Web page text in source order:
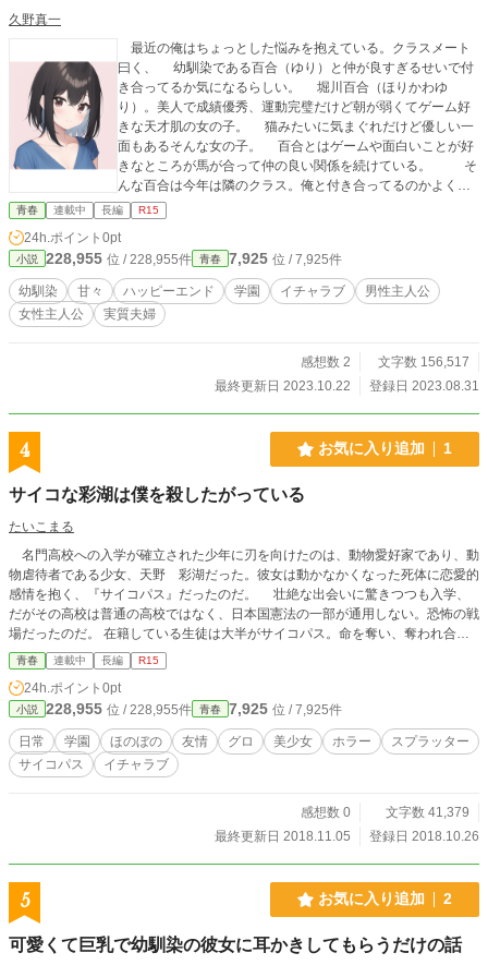
久野真一
最近の俺はちょっとした悩みを抱えている。クラスメート
曰く、 幼馴染である百合（ゆり）と仲が良すぎるせいで付
き合ってるか気になるらしい。 堀川百合（ほりかわゆ
り）。美人で成績優秀、運動完璧だけど朝が弱くてゲーム好
きな天才肌の女の子。 猫みたいに気まぐれだけど優しい一
面もあるそんな女の子。 百合とはゲームや面白いことが好
きなところが馬が合って仲の良い関係を続けている。 そ
んな百合は今年は隣のクラス。俺と付き合ってるのかよく勘
ぐられるらしい。 男女が仲良くしてるからすぐ付き合って
るだの何だの勘ぐってくるのは困る。 とはいえ。百合は異
性としても魅力的なわけで付き合ってみたいという気持ちも
ある。 そんなことを悩んでいたある日の下校途中。百合か
ら 「修二は私と恋人になりたい？」 なんて聞かれた。考え
た末の言葉らしい。 百合としても満更じゃないのなら恋人
になるのを躊躇する理由もない。 「なれたらいいと思って
食べさせあいをしたり、キスやその先もしてみたり。 恋人
になった後は今までよりもっと楽しい毎日。 そんな俺達は
行ったりと 新婚生活も満喫中。 これは俺と百合が恋人と
してイチャイチャしたり、 新婚生活を楽しんだりする、甘
青春 連載中 長編 R15
24h.ポイント 0pt
小説 228,955 位 / 228,955件 青春 7,925 位 / 7,925件
幼馴染 甘々 ハッピーエンド 学園 イチャラブ
男性主人公
女性主人公
実質夫婦
感想数 2
文字数 156,517
最終更新日 2023.10.22
登録日 2023.08.31
4 お気に入り追加 1
サイコな彩湖は僕を殺したがっている
たいこまる
名門高校への入学が確立された少年に刃を向けたのは、動物愛好家であり、動
物虐待者である少女、天野 彩湖だった。彼女は動かなかくなった死体に恋愛的
感情を抱く、『サイコパス』だったのだ。 壮絶な出会いに驚きつつも入学、
だがその高校は普通の高校ではなく、日本国憲法の一部が通用しない。恐怖の戦
場だったのだ。 在籍している生徒は大半がサイコパス。命を奪い、奪われ合う
狂気的な学校生活とは裏腹に、残念な美少女達の愛おしいイチャラブ生活。
これは自分を探し求める少年の物語—————。
青春 連載中 長編 R15
24h.ポイント 0pt
小説 228,955 位 / 228,955件 青春 7,925 位 / 7,925件
日常 学園 ほのぼの 友情 グロ 美少女 ホラー
スプラッター
サイコパス
イチャラブ
感想数 0
文字数 41,379
最終更新日 2018.11.05
登録日 2018.10.26
5 お気に入り追加 2
可愛くて巨乳で幼馴染の彼女に耳かきしてもらうだけの話